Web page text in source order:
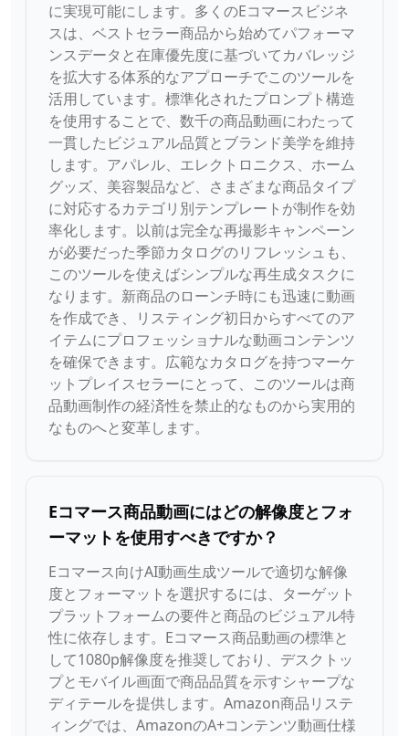
に実現可能にします。多くのEコマースビジネ
スは、ベストセラー商品から始めてパフォーマ
ンスデータと在庫優先度に基づいてカバレッジ
を拡大する体系的なアプローチでこのツールを
活用しています。標準化されたプロンプト構造
を使用することで、数千の商品動画にわたって
一貫したビジュアル品質とブランド美学を維持
します。アパレル、エレクトロニクス、ホーム
グッズ、美容製品など、さまざまな商品タイプ
に対応するカテゴリ別テンプレートが制作を効
率化します。以前は完全な再撮影キャンペーン
が必要だった季節カタログのリフレッシュも、
このツールを使えばシンプルな再生成タスクに
なります。新商品のローンチ時にも迅速に動画
を作成でき、リスティング初日からすべてのア
イテムにプロフェッショナルな動画コンテンツ
を確保できます。広範なカタログを持つマーケ
ットプレイスセラーにとって、このツールは商
品動画制作の経済性を禁止的なものから実用的
なものへと変革します。
Eコマース商品動画にはどの解像度とフォ
ーマットを使用すべきですか？
Eコマース向けAI動画生成ツールで適切な解像
度とフォーマットを選択するには、ターゲット
プラットフォームの要件と商品のビジュアル特
性に依存します。Eコマース商品動画の標準と
して1080p解像度を推奨しており、デスクトッ
プとモバイル画面で商品品質を示すシャープな
ディテールを提供します。Amazon商品リステ
ィングでは、AmazonのA+コンテンツ動画仕様